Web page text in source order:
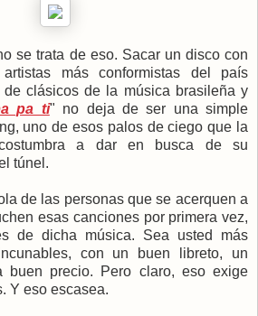
se trata de eso. Sacar un disco con
más conformistas del país
de clásicos de la música brasileña y
pa ti" no deja de ser una simple
uno de esos palos de ciego que la
a dar en busca de su
túnel.
de las personas que se acerquen a
esas canciones por primera vez,
de dicha música. Sea usted más
con un buen libreto, un
buen precio. Pero claro, eso exige
Y eso escasea.